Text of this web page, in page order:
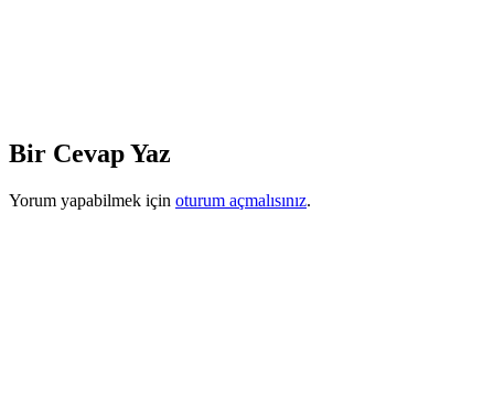
Bir Cevap Yaz
Yorum yapabilmek için oturum açmalısınız.